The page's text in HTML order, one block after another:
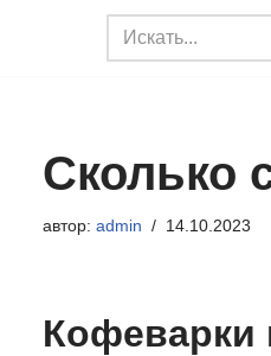
Сколько
автор: admin 14.10.2023